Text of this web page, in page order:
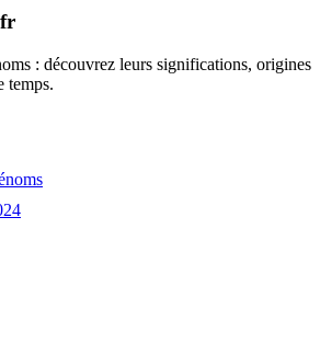
: découvrez leurs significations, origines
temps.